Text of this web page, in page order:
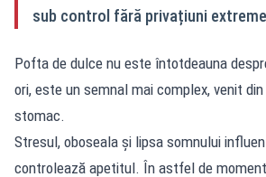
sub control fără privațiuni
Pofta de dulce nu este întotdeauna
ori, este un semnal mai complex, venit din
stomac.
Stresul, oboseala și lipsa somnului
controlează apetitul. În astfel de